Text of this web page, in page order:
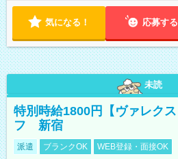
気になる！ 応募する
未読
特別時給1800円【ヴァレク
フ 新宿
派遣 ブランクOK WEB登録・面接OK